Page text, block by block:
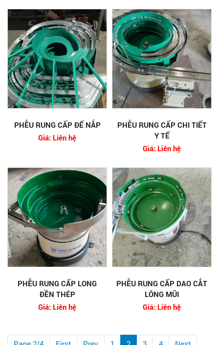
PHỄU RUNG CẤP ĐẾ NẮP
Giá: Liên hệ
PHỄU RUNG CẤP CHI TIẾT
Y TẾ
Giá: Liên hệ
PHỄU RUNG CẤP LONG
ĐỀN THÉP
Giá: Liên hệ
PHỄU RUNG CẤP DAO CẮT
LÔNG MŨI
Giá: Liên hệ